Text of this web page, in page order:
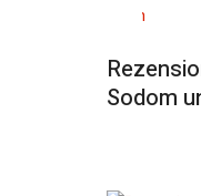
Sodom